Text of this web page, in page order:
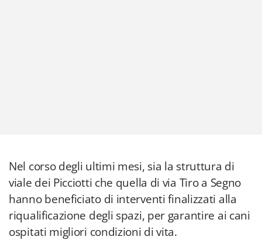
Nel corso degli ultimi mesi, sia la struttura di
viale dei Picciotti che quella di via Tiro a Segno
hanno beneficiato di interventi finalizzati alla
riqualificazione degli spazi, per garantire ai cani
ospitati migliori condizioni di vita.